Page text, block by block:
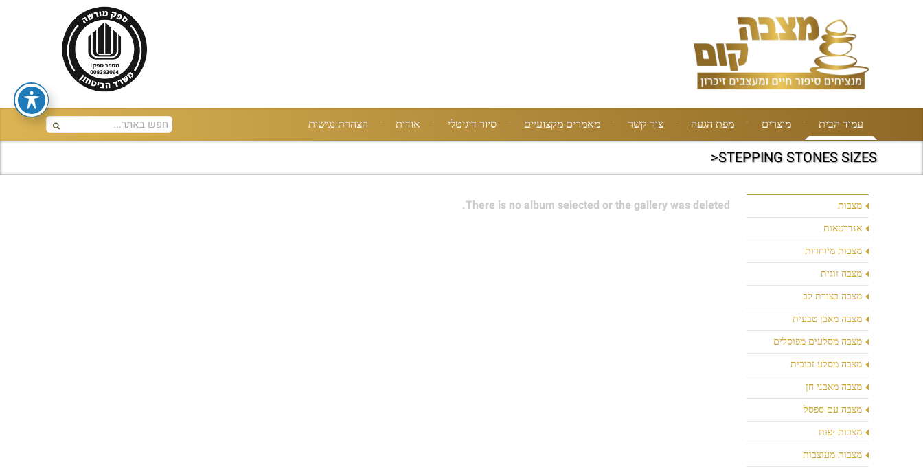
עמוד הבית מוצרים מפת הגעה צור קשר מאמרים מקצועיים סיור דיגיטלי אודות הצהרת נגישות
STEPPING STONES SIZES<
מצבות
אנדרטאות
מצבות מיוחדות
מצבה זוגית
מצבה בצורת לב
מצבה מאבן טבעית
מצבה מסלעים מפוסלים
מצבה מסלע זכוכית
מצבה מאבני חן
מצבה עם ספסל
מצבות יפות
מצבות מעוצבות
There is no album selected or the gallery was deleted.